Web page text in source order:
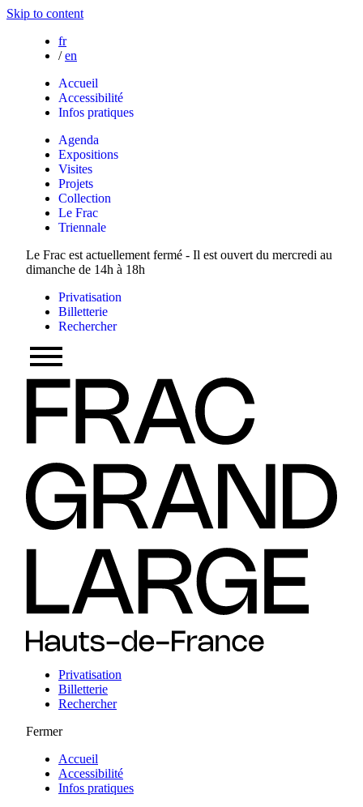
Skip to content
fr
/ en
Accueil
Accessibilité
Infos pratiques
Agenda
Expositions
Visites
Projets
Collection
Le Frac
Triennale
Le Frac est actuellement fermé - Il est ouvert du mercredi au
dimanche de 14h à 18h
Privatisation
Billetterie
Rechercher
Privatisation
Billetterie
Rechercher
Fermer
Accueil
Accessibilité
Infos pratiques